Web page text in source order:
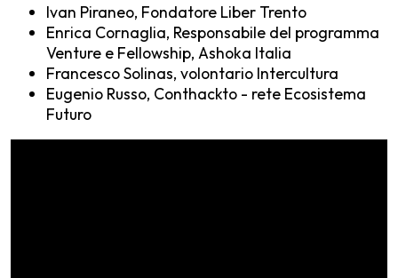
Ivan Piraneo, Fondatore Liber Trento
Enrica Cornaglia, Responsabile del programma
Venture e Fellowship, Ashoka Italia
Francesco Solinas, volontario Intercultura
Eugenio Russo, Conthackto - rete Ecosistema
Futuro